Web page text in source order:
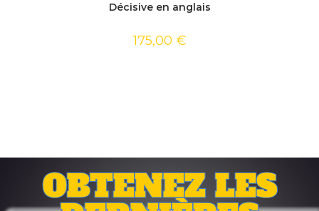
Décisive en anglais
175,00 €
OBTENEZ LES